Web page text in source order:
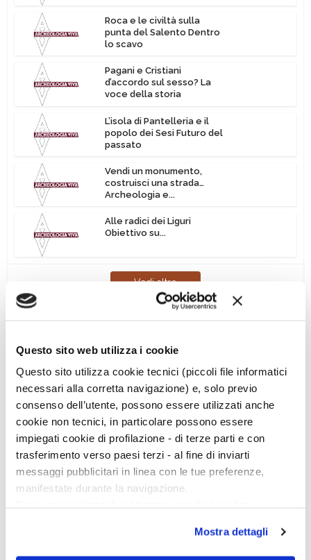
Questo sito web utilizza i cookie
Questo sito utilizza cookie tecnici (piccoli file informatici
necessari alla corretta navigazione) e, solo previo
consenso dell’utente, possono essere utilizzati anche
cookie non tecnici, in particolare possono essere
impiegati cookie di profilazione - di terze parti e con
trasferimento verso paesi terzi - al fine di inviarti
messaggi pubblicitari in linea con le tue preferenze,
manifestate durante la navigazione.
scelte privacy sui cookie, ti invitiamo a prendere visione
dell’informativa cookie.
Mostra dettagli
Roca e le civiltà sulla
punta del Salento Dentro
lo scavo
Pagani e Cristiani
d’accordo sul sesso? La
voce della storia
L’isola di Pantelleria e il
popolo dei Sesi Futuro del
passato
Vendi un monumento,
costruisci una strada…
Archeologia e...
Alle radici dei Liguri
Obiettivo su...
Vedi altro
Ciclo di conferenze